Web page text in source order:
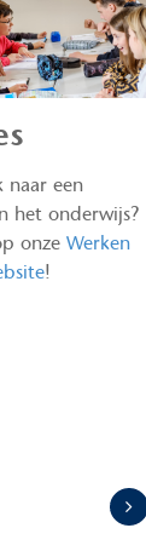
naar een
het onderwijs?
onze Werken
!